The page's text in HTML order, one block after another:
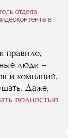
и
от машин,
отдела
в
правило,
люди –
и компаний,
Даже,
было
полностью